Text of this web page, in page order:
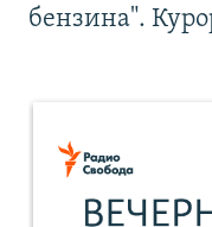
бензина".